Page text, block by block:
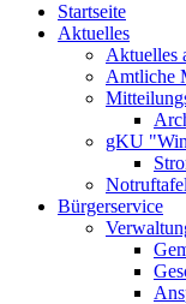
Startseite
Aktuelles
Aktuelles
Amtliche
gKU
Notruftafel
Bürgerservice